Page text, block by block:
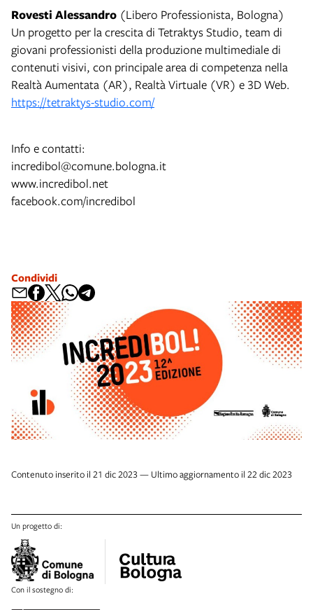
Rovesti Alessandro (Libero Professionista, Bologna)
Un progetto per la crescita di Tetraktys Studio, team di
giovani professionisti della produzione multimediale di
contenuti visivi, con principale area di competenza nella
Realtà Aumentata (AR), Realtà Virtuale (VR) e 3D Web.
https://tetraktys-studio.com/
Info e contatti:
incredibol@comune.bologna.it
www.incredibol.net
facebook.com/incredibol
Condividi
Contenuto inserito il 21 dic 2023 — Ultimo aggiornamento il 22 dic 2023
Un progetto di:
Con il sostegno di: